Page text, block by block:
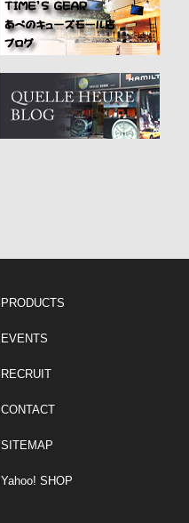
PRODUCTS
EVENTS
RECRUIT
CONTACT
SITEMAP
Yahoo! SHOP